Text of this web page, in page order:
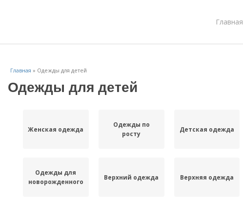
Главная
Главная » Одежды для детей
Одежды для детей
Женская одежда
Одежды по
росту
Детская одежда
Одежды для
новорожденного
Верхний одежда Верхняя одежда